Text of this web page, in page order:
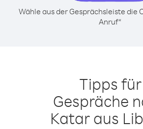
Wähle aus der Gesprächsleiste die
Anruf“
Tipps für
Gespräche
Katar aus